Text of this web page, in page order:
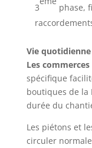
3
phase,
Vie
Les
spécifique
boutiques de la
durée du
Les piétons et
circuler